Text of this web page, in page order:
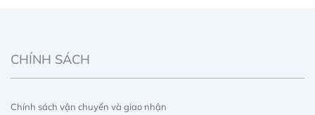
CHÍNH SÁCH
Chính sách vận chuyển và giao nhận